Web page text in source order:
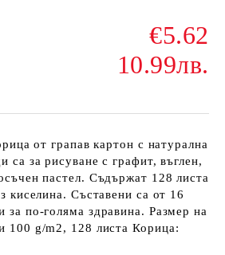
€5.62
10.99лв.
от грапав картон с натурална
са за рисуване с графит, въглен,
пастел. Съдържат 128 листа
киселина. Съставени са от 16
по-голяма здравина. Размер на
100 g/m2, 128 листа Корица: